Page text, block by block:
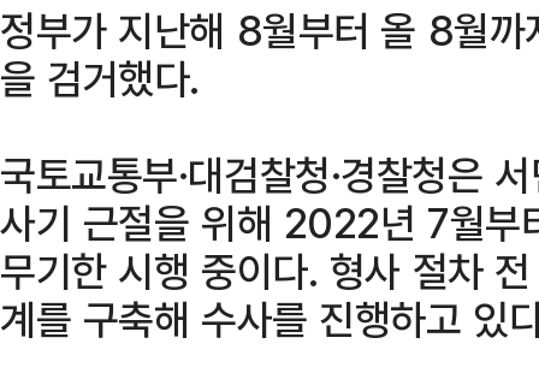
정부가 지난해 8월부터 올 8월
을 검거했다.
국토교통부·대검찰청·경찰청은
사기 근절을 위해 2022년 7월부
무기한 시행 중이다. 형사 절차
계를 구축해 수사를 진행하고 있